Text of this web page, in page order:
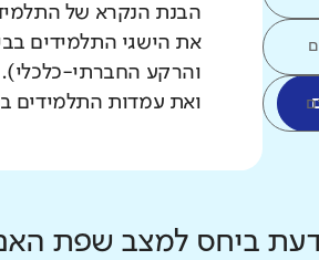
הבנת הנקרא של
את הישגי התלמידים
והרקע החברתי-
ואת עמדות התלמידים
ביחס למצב שפת